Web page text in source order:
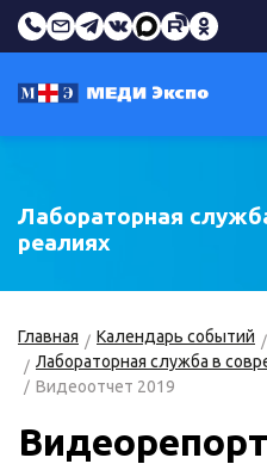
Лабораторная
реалиях
Главная Календарь событий
Видеоотчет 2019